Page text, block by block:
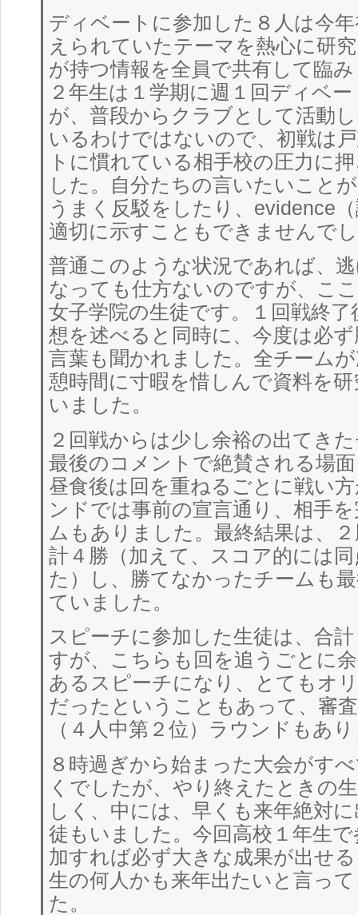
ディベートに参加した８人は今
えられていたテーマを熱心に研
が持つ情報を全員で共有して臨
２年生は１学期に週１回ディベ
が、普段からクラブとして活動
いるわけではないので、初戦は
トに慣れている相手校の圧力に
した。自分たちの言いたいこと
うまく反駁をしたり、evidence
適切に示すこともできませんで
普通このような状況であれば、
なっても仕方ないのですが、こ
女子学院の生徒です。１回戦終
想を述べると同時に、今度は必
言葉も聞かれました。全チーム
憩時間に寸暇を惜しんで資料を
いました。
２回戦からは少し余裕の出てき
最後のコメントで絶賛される場
昼食後は回を重ねるごとに戦い
ンドでは事前の宣言通り、相手
ムもありました。最終結果は、
計４勝（加えて、スコア的には
た）し、勝てなかったチームも
ていました。
スピーチに参加した生徒は、合
すが、こちらも回を追うごとに
あるスピーチになり、とてもオ
だったということもあって、審
（４人中第２位）ラウンドもあ
８時過ぎから始まった大会がす
くでしたが、やり終えたときの
しく、中には、早くも来年絶対
徒もいました。今回高校１年生
加すれば必ず大きな成果が出せ
生の何人かも来年出たいと言っ
た。